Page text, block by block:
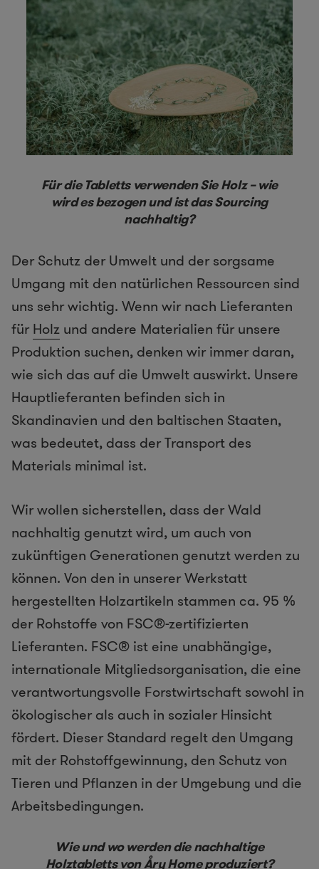
Für die Tabletts verwenden Sie Holz – wie
wird es bezogen und ist das Sourcing
nachhaltig?
Der Schutz der Umwelt und der sorgsame
Umgang mit den natürlichen Ressourcen sind
uns sehr wichtig. Wenn wir nach Lieferanten
für Holz und andere Materialien für unsere
Produktion suchen, denken wir immer daran,
wie sich das auf die Umwelt auswirkt. Unsere
Hauptlieferanten befinden sich in
Skandinavien und den baltischen Staaten,
was bedeutet, dass der Transport des
Materials minimal ist.
Wir wollen sicherstellen, dass der Wald
nachhaltig genutzt wird, um auch von
zukünftigen Generationen genutzt werden zu
können. Von den in unserer Werkstatt
hergestellten Holzartikeln stammen ca. 95 %
der Rohstoffe von FSC®-zertifizierten
Lieferanten. FSC® ist eine unabhängige,
internationale Mitgliedsorganisation, die eine
verantwortungsvolle Forstwirtschaft sowohl in
ökologischer als auch in sozialer Hinsicht
fördert. Dieser Standard regelt den Umgang
mit der Rohstoffgewinnung, den Schutz von
Tieren und Pflanzen in der Umgebung und die
Arbeitsbedingungen.
Wie und wo werden die nachhaltige
Holztabletts von Åry Home produziert?